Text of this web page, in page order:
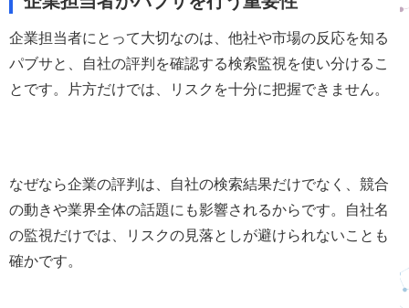
企業担当者にとって大切なのは、他社や市場の反応を知る
パブサと、自社の評判を確認する検索監視を使い分けるこ
とです。片方だけでは、リスクを十分に把握できません。
なぜなら企業の評判は、自社の検索結果だけでなく、競合
の動きや業界全体の話題にも影響されるからです。自社名
の監視だけでは、リスクの見落としが避けられないことも
確かです。